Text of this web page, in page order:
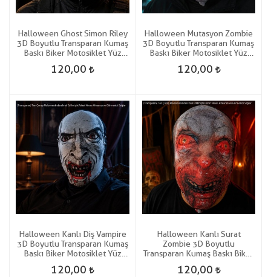
Halloween Ghost Simon Riley
3D Boyutlu Transparan Kumaş
Baskı Biker Motosiklet Yüz
120,00
Halloween Mutasyon Zombie
3D Boyutlu Transparan Kumaş
Baskı Biker Motosiklet Yüz
120,00
Halloween Kanlı Diş Vampire
3D Boyutlu Transparan Kumaş
Baskı Biker Motosiklet Yüz
Korku Maskesi
120,00
Halloween Kanlı Surat
Zombie 3D Boyutlu
Transparan Kumaş Baskı Biker
Motosiklet Yüz Korku Maskesi
120,00